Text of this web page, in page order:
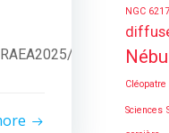
NGC 6217
Cléopatre
Sciences